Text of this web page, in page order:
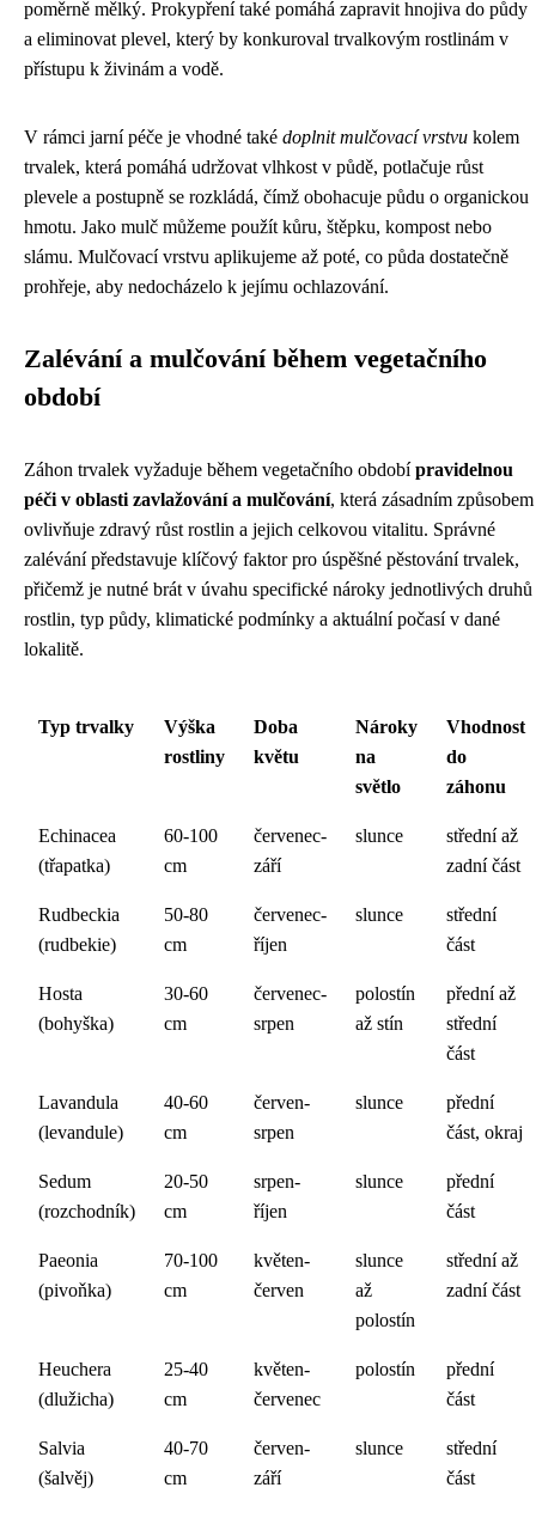
poměrně mělký. Prokypření také pomáhá zapravit hnojiva do půdy
a eliminovat plevel, který by konkuroval trvalkovým rostlinám v
přístupu k živinám a vodě.
V rámci jarní péče je vhodné také doplnit mulčovací vrstvu kolem
trvalek, která pomáhá udržovat vlhkost v půdě, potlačuje růst
plevele a postupně se rozkládá, čímž obohacuje půdu o organickou
hmotu. Jako mulč můžeme použít kůru, štěpku, kompost nebo
slámu. Mulčovací vrstvu aplikujeme až poté, co půda dostatečně
prohřeje, aby nedocházelo k jejímu ochlazování.
Zalévání a mulčování během vegetačního
období
Záhon trvalek vyžaduje během vegetačního obdobípravidelnou
péči v oblasti zavlažování a mulčování, která zásadním způsobem
ovlivňuje zdravý růst rostlin a jejich celkovou vitalitu. Správné
zalévání představuje klíčový faktor pro úspěšné pěstování trvalek,
přičemž je nutné brát v úvahu specifické nároky jednotlivých druhů
rostlin, typ půdy, klimatické podmínky a aktuální počasí v dané
lokalitě.
Typ trvalky
Výška
rostliny
Doba
květu
Nároky
na
světlo
Vhodnost
do
záhonu
Echinacea
(třapatka)
60-100
cm
červenec-
září
slunce
střední až
zadní část
Rudbeckia
(rudbekie)
50-80
cm
červenec-
říjen
slunce
střední
část
Hosta
(bohyška)
30-60
cm
červenec-
srpen
polostín
až stín
přední až
střední
část
Lavandula
(levandule)
40-60
cm
červen-
srpen
slunce
přední
část, okraj
Sedum
(rozchodník)
20-50
cm
srpen-
říjen
slunce
přední
část
Paeonia
(pivoňka)
70-100
cm
květen-
červen
slunce
až
polostín
střední až
zadní část
Heuchera
(dlužicha)
25-40
cm
květen-
červenec
polostín
přední
část
Salvia
(šalvěj)
40-70
cm
červen-
září
slunce
střední
část